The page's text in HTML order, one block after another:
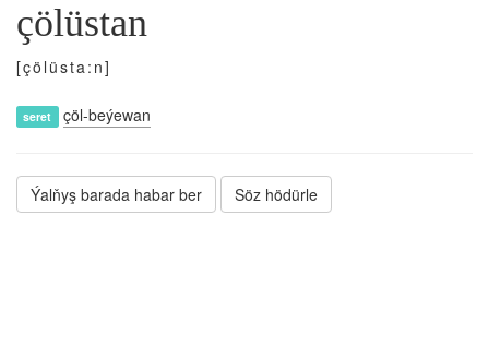
çölüstan
[çölüsta:n]
seret çöl-beýewan
Ýalňyş barada habar ber Söz hödürle